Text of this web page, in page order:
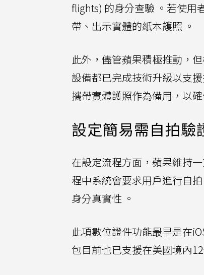
flights) 的身分查驗 。若使用
帶、出示實體的紙本護照 。
此外，儘管蘋果積極推動，
設備都已完成技術升級以支
攜帶實體護照作為備用，以確
設定簡易需自拍驗
在設定流程方面，蘋果維持
程中系統會要求用戶進行自
身分真實性 。
此項數位證件功能最早是在
包目前也已支援在美國境內